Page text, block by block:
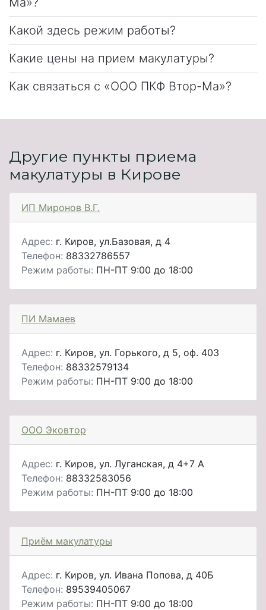
Какой здесь режим работы?
Какие цены на прием макулатуры?
Как связаться с «ООО ПКФ Втор-Ма»?
Другие пункты приема
макулатуры в Кирове
ИП Миронов В.Г.
Адрес: г. Киров, ул.Базовая, д 4
Телефон: 88332786557
Режим работы: ПН-ПТ 9:00 до 18:00
ПИ Мамаев
Адрес: г. Киров, ул. Горького, д 5, оф. 403
Телефон: 88332579134
Режим работы: ПН-ПТ 9:00 до 18:00
ООО Эковтор
Адрес: г. Киров, ул. Луганская, д 4+7 А
Телефон: 88332583056
Режим работы: ПН-ПТ 9:00 до 18:00
Приём макулатуры
Адрес: г. Киров, ул. Ивана Попова, д 40Б
Телефон: 89539405067
Режим работы: ПН-ПТ 9:00 до 18:00